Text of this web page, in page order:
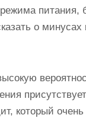
питания,
о минусах
который